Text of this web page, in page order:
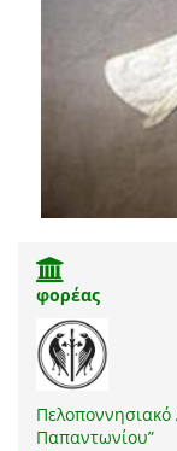
φορέας
Πελοποννησιακό
Παπαντωνίου”